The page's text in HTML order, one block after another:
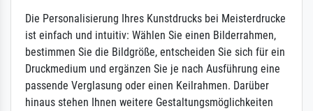
Die Personalisierung Ihres Kunstdrucks bei Meisterdrucke
ist einfach und intuitiv: Wählen Sie einen Bilderrahmen,
bestimmen Sie die Bildgröße, entscheiden Sie sich für ein
Druckmedium und ergänzen Sie je nach Ausführung eine
passende Verglasung oder einen Keilrahmen. Darüber
hinaus stehen Ihnen weitere Gestaltungsmöglichkeiten